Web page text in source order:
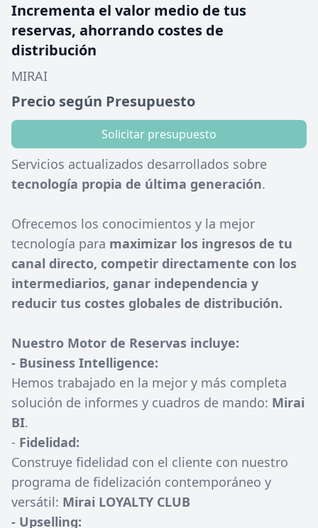
Incrementa el valor medio de tus
reservas, ahorrando costes de
distribución
MIRAI
Precio según Presupuesto
Solicitar presupuesto
Servicios actualizados desarrollados sobre
tecnología propia de última generación.
Ofrecemos los conocimientos y la mejor
tecnología para maximizar los ingresos de tu
canal directo, competir directamente con los
intermediarios, ganar independencia y
reducir tus costes globales de distribución.
Nuestro Motor de Reservas incluye:
- Business Intelligence:
Hemos trabajado en la mejor y más completa
solución de informes y cuadros de mando: Mirai
BI.
- Fidelidad:
Construye fidelidad con el cliente con nuestro
programa de fidelización contemporáneo y
versátil: Mirai LOYALTY CLUB
- Upselling: